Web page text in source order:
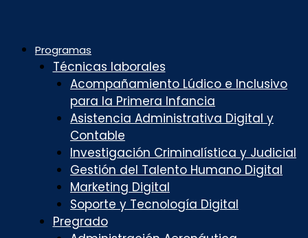
Programas
Técnicas laborales
Acompañamiento Lúdico e Inclusivo
para la Primera Infancia
Asistencia Administrativa Digital y
Contable
Investigación Criminalística y Judicial
Gestión del Talento Humano Digital
Marketing Digital
Soporte y Tecnología Digital
Pregrado